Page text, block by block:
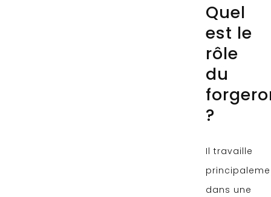
Quel
est le
rôle
du
?
Il travaille
dans une